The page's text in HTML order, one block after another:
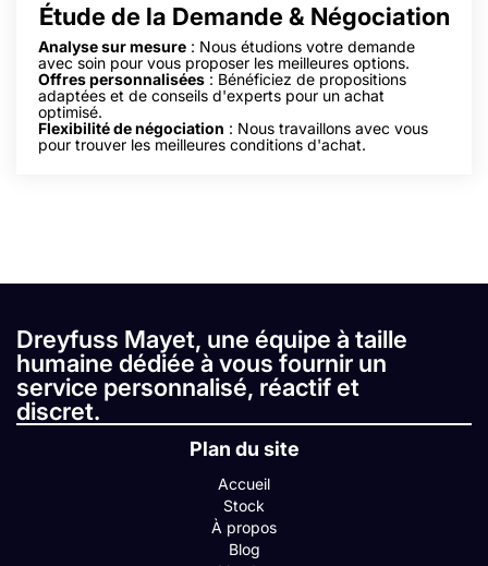
Étude de la Demande & Négociation
Analyse sur mesure : Nous étudions votre demande
avec soin pour vous proposer les meilleures options.
Offres personnalisées : Bénéficiez de propositions
adaptées et de conseils d'experts pour un achat
optimisé.
Flexibilité de négociation : Nous travaillons avec vous
pour trouver les meilleures conditions d'achat.
Dreyfuss Mayet, une équipe à taille
humaine dédiée à vous fournir un
service personnalisé, réactif et
discret.
Plan du site
Accueil
Stock
À propos
Blog